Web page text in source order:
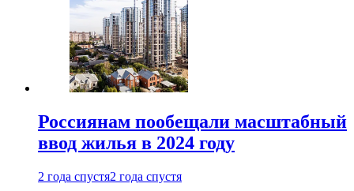
Россиянам пообещали масштабный
ввод жилья в 2024 году
2 года спустя2 года спустя